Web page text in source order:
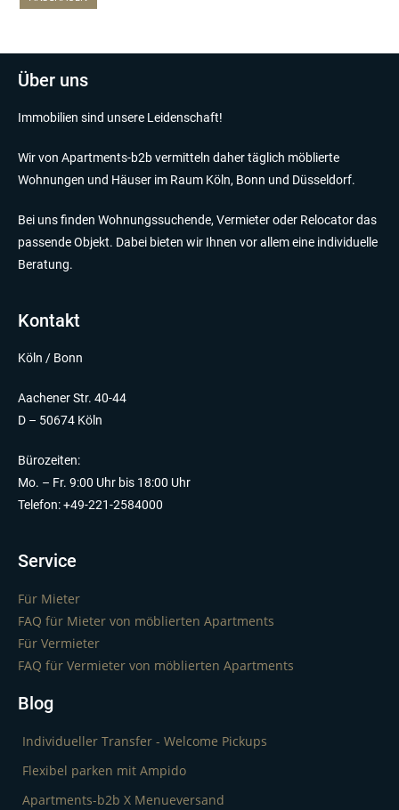
Über uns
Immobilien sind unsere Leidenschaft!
Wir von Apartments-b2b vermitteln daher täglich möblierte
Wohnungen und Häuser im Raum Köln, Bonn und Düsseldorf.
Bei uns finden Wohnungssuchende, Vermieter oder Relocator das
passende Objekt. Dabei bieten wir Ihnen vor allem eine individuelle
Beratung.
Kontakt
Köln / Bonn
Aachener Str. 40-44
D – 50674 Köln
Bürozeiten:
Mo. – Fr. 9:00 Uhr bis 18:00 Uhr
Telefon: +49-221-2584000
Service
Für Mieter
FAQ für Mieter von möblierten Apartments
Für Vermieter
FAQ für Vermieter von möblierten Apartments
Blog
Individueller Transfer - Welcome Pickups
Flexibel parken mit Ampido
Apartments-b2b X Menueversand